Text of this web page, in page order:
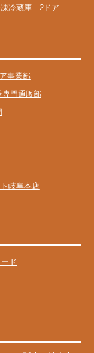
凍冷蔵庫 2ドア
事業部
専門通販部
岐阜本店
ド